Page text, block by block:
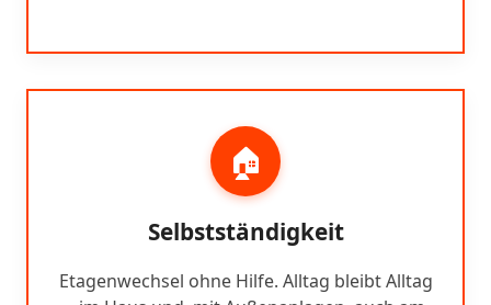
🏠
Selbstständigkeit
Etagenwechsel ohne Hilfe. Alltag bleibt Alltag